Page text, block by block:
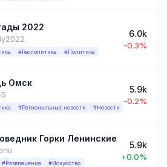
2022
#Геополитика #Политика
6.0k
-0.3%
Омск
#Региональные новости #Новости
5.9k
-0.2%
Горки Ленинские
#Развлечения #Искусство
5.9k
+0.0%